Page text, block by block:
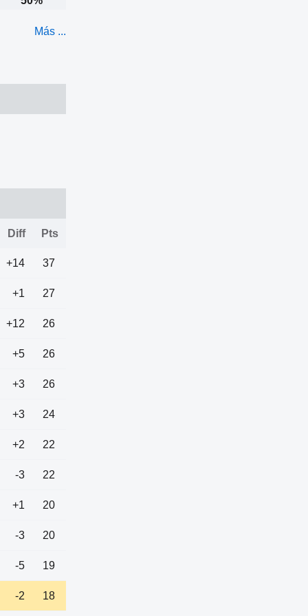
Más ...
Diff Pts
+14 37
+1 27
+12 26
+5 26
+3 26
+3 24
+2 22
-3 22
+1 20
-3 20
-5 19
-2 18